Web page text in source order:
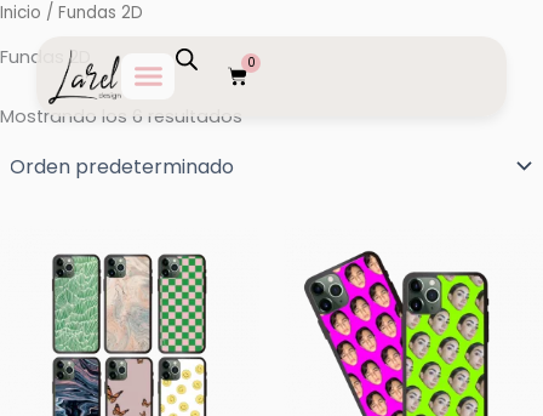
Ir
contenido
0
Carrito
Inicio / Fundas 2D
Fundas 2D
Mostrando los 6 resultados